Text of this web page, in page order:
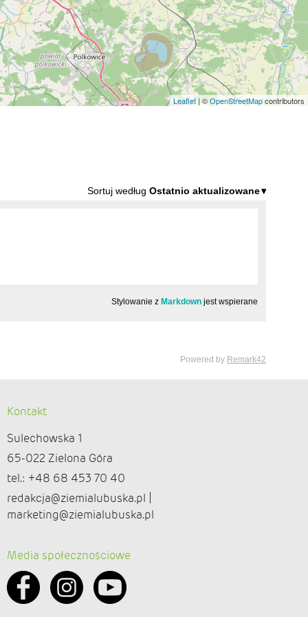
Leaflet | ©OpenStreetMapcontributors
Kontakt
Sulechowska 1
65-022 Zielona Góra
tel.: +48 68 453 70 40
redakcja@ziemialubuska.pl |
marketing@ziemialubuska.pl
Media społecznościowe